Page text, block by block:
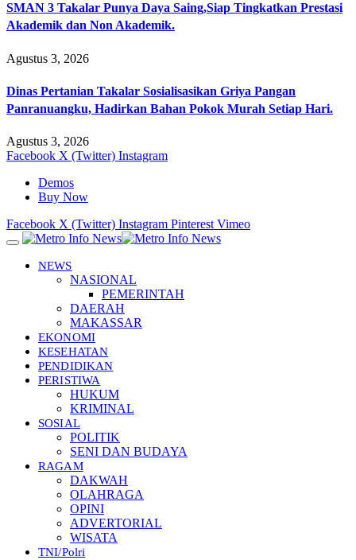
SMAN 3 Takalar Punya Daya Saing,Siap Tingkatkan Prestasi
Akademik dan Non Akademik.
Agustus 3, 2026
Dinas Pertanian Takalar Sosialisasikan Griya Pangan
Panranuangku, Hadirkan Bahan Pokok Murah Setiap Hari.
Agustus 3, 2026
Facebook X (Twitter) Instagram
Demos
Buy Now
Facebook X (Twitter) Instagram Pinterest Vimeo
NEWS
NASIONAL
PEMERINTAH
DAERAH
MAKASSAR
EKONOMI
KESEHATAN
PENDIDIKAN
PERISTIWA
HUKUM
KRIMINAL
SOSIAL
POLITIK
SENI DAN BUDAYA
RAGAM
DAKWAH
OLAHRAGA
OPINI
ADVERTORIAL
WISATA
TNI/Polri